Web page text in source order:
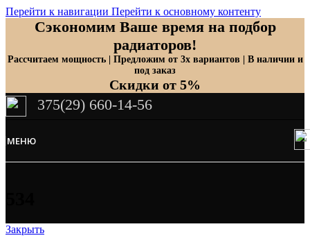
Перейти к навигации Перейти к основному контенту
Сэкономим Ваше время на подбор
радиаторов!
Рассчитаем мощность | Предложим от 3х вариантов | В наличии и
под заказ
Скидки от 5%
375(29) 660-14-56
МЕНЮ
Закрыть